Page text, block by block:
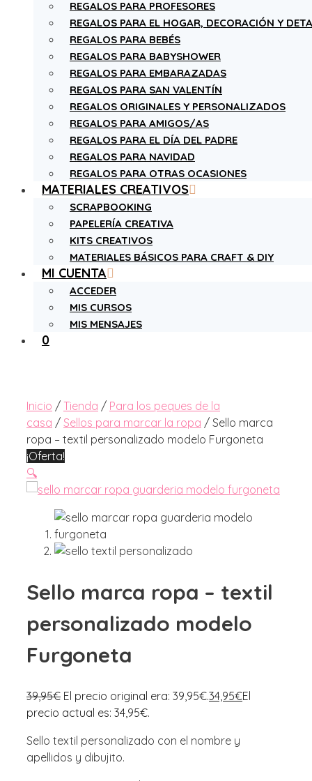
REGALOS PARA PROFESORES
REGALOS PARA EL HOGAR, DECORACIÓN Y
REGALOS PARA BEBÉS
REGALOS PARA BABYSHOWER
REGALOS PARA EMBARAZADAS
REGALOS PARA SAN VALENTÍN
REGALOS ORIGINALES Y PERSONALIZADOS
REGALOS PARA AMIGOS/AS
REGALOS PARA EL DÍA DEL PADRE
REGALOS PARA NAVIDAD
REGALOS PARA OTRAS OCASIONES
MATERIALES CREATIVOS
SCRAPBOOKING
PAPELERÍA CREATIVA
KITS CREATIVOS
MATERIALES BÁSICOS PARA CRAFT & DIY
MI CUENTA
ACCEDER
MIS CURSOS
MIS MENSAJES
0
Inicio / Tienda / Para los peques de la
casa / Sellos para marcar la ropa / Sello marca
ropa – textil personalizado modelo Furgoneta
¡Oferta!
🔍
Sello marca ropa – textil
personalizado modelo
Furgoneta
39,95€ El precio original era: 39,95€.34,95€El
precio actual es: 34,95€.
Sello textil personalizado con el nombre y
apellidos y dibujito.